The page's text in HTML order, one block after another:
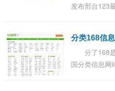
发布邢台123
分类168信
分了168
国分类信息网